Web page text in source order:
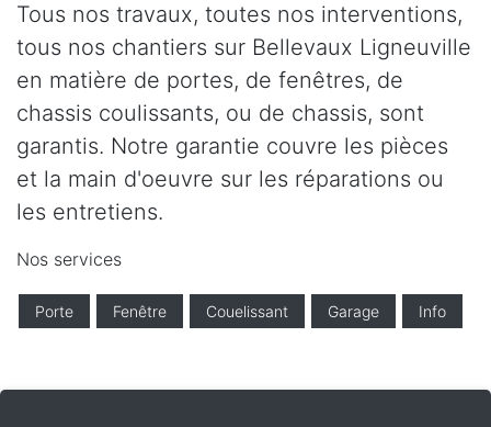
Tous nos travaux, toutes nos interventions,
tous nos chantiers sur Bellevaux Ligneuville
en matière de portes, de fenêtres, de
chassis coulissants, ou de chassis, sont
garantis. Notre garantie couvre les pièces
et la main d'oeuvre sur les réparations ou
les entretiens.
Nos services
Porte Fenêtre Couelissant Garage Info